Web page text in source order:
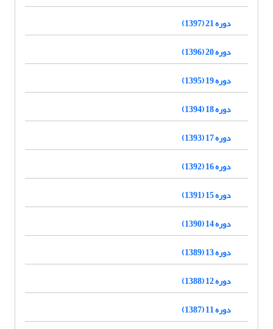
دوره 21 (1397)
دوره 20 (1396)
دوره 19 (1395)
دوره 18 (1394)
دوره 17 (1393)
دوره 16 (1392)
دوره 15 (1391)
دوره 14 (1390)
دوره 13 (1389)
دوره 12 (1388)
دوره 11 (1387)